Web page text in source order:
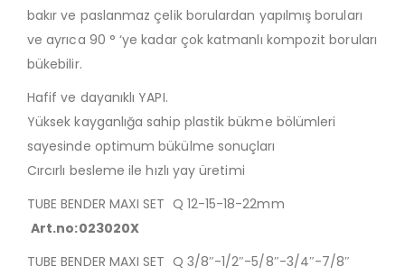
bakır ve paslanmaz çelik borulardan yapılmış boruları
ve ayrıca 90 ° ‘ye kadar çok katmanlı kompozit boruları
bükebilir.
Hafif ve dayanıklı YAPI.
Yüksek kayganlığa sahip plastik bükme bölümleri
sayesinde optimum bükülme sonuçları
Cırcırlı besleme ile hızlı yay üretimi
TUBE BENDER MAXI SET Q 12-15-18-22mm
Art.no:023020X
TUBE BENDER MAXI SET Q 3/8″-1/2″-5/8″-3/4″-7/8″